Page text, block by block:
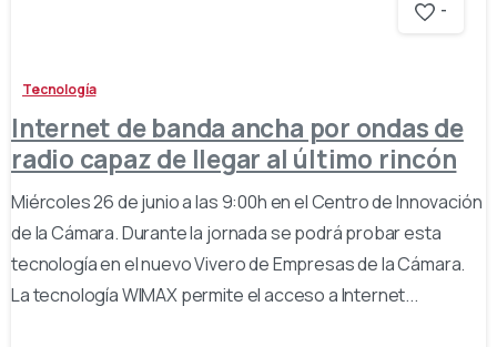
-
Tecnología
Internet de banda ancha por ondas de
radio capaz de llegar al último rincón
Miércoles 26 de junio a las 9:00h en el Centro de Innovación
de la Cámara. Durante la jornada se podrá probar esta
tecnología en el nuevo Vivero de Empresas de la Cámara.
La tecnología WIMAX permite el acceso a Internet...